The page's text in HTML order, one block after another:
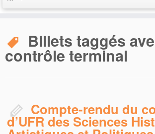
Billets taggés
contrôle terminal
Compte-rendu du
d’UFR des Sciences